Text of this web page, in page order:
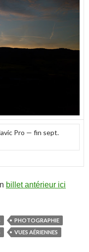
Pro — fin sept.
billet antérieur ici
PHOTOGRAPHIE
VUES AÉRIENNES